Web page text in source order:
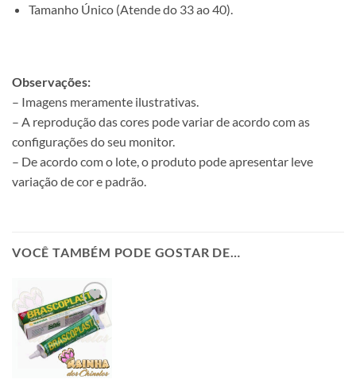
Tamanho Único (Atende do 33 ao 40).
Observações:
– Imagens meramente ilustrativas.
– A reprodução das cores pode variar de acordo com as
configurações do seu monitor.
– De acordo com o lote, o produto pode apresentar leve
variação de cor e padrão.
VOCÊ TAMBÉM PODE GOSTAR DE…